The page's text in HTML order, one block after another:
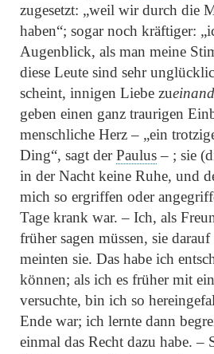
zugesetzt: „weil wir durch die
haben“; sogar noch kräftiger:
Augenblick, als man meine
diese Leute sind sehr
scheint, innigen Liebe zu
geben einen ganz traurigen
menschliche Herz – „ein
Ding“, sagt derPaulus– ; sie
in der Nacht keine Ruhe, und
mich so ergriffen oder
Tage krank war. – Ich, als
früher sagen müssen, sie
meinten sie. Das habe ich
können; als ich es früher mit
versuchte, bin ich so
Ende war; ich lernte dann
einmal das Recht dazu habe. –